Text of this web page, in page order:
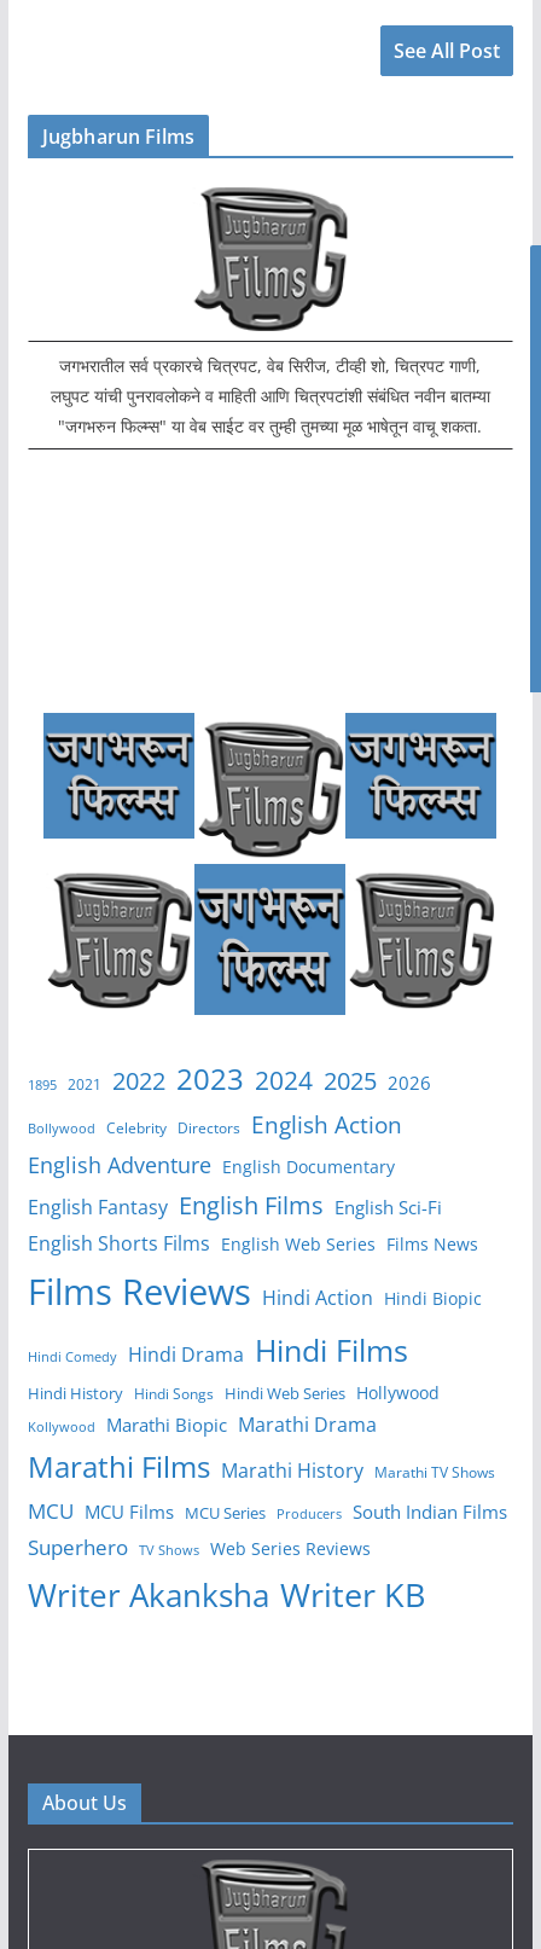
See All Post
Jugbharun Films
जगभरातील सर्व प्रकारचे चित्रपट, वेब सिरीज, टीव्ही शो, चित्रपट गाणी,
लघुपट यांची पुनरावलोकने व माहिती आणि चित्रपटांशी संबंधित नवीन बातम्या
"जगभरुन फिल्म्स" या वेब साईट वर तुम्ही तुमच्या मूळ भाषेतून वाचू शकता.
1895 2021 2022 2023 2024 2025 2026
Bollywood Celebrity Directors English Action
English Adventure English Documentary
English Fantasy English Films English Sci-Fi
English Shorts Films English Web Series Films News
Films Reviews Hindi Action Hindi Biopic
Hindi Comedy Hindi Drama Hindi Films
Hindi History Hindi Songs Hindi Web Series Hollywood
Kollywood Marathi Biopic Marathi Drama
Marathi Films Marathi History Marathi TV Shows
MCU MCU Films MCU Series Producers South Indian Films
Superhero TV Shows Web Series Reviews
Writer Akanksha Writer KB
About Us